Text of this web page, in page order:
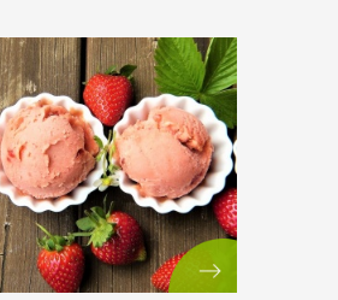
BANÁNOS JEGES
JOGHURT
A legjobb frissítő reggeli, uzsonna.